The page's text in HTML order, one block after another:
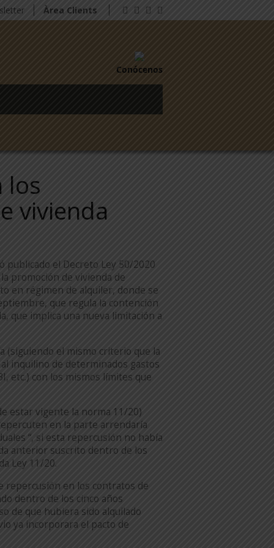
Àrea Clients
Conócenos
los
vivienda
publicado el Decreto Ley 50/2020
promoción de vivienda de
en régimen de alquiler, donde se
que regula la contención
que implica una nueva limitación a
(siguiendo el mismo criterio que la
inquilino de determinados gastos
etc.) con los mismos límites que
estar vigente la norma 11/20)
en la parte arrendaría
“, si esta repercusión no había
anterior suscrito dentro de los
Ley 11/20.
repercusión en los contratos de
dentro de los cinco años
de que hubiera sido alquilado
ya incorporara el pacto de